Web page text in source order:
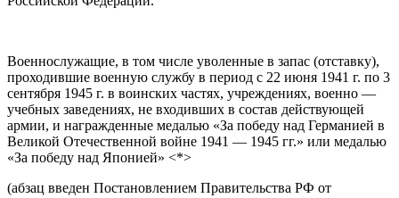
Военнослужащие, в том числе уволенные в запас (отставку),
проходившие военную службу в период с 22 июня 1941 г. по 3
сентября 1945 г. в воинских частях, учреждениях, военно —
учебных заведениях, не входивших в состав действующей
армии, и награжденные медалью «За победу над Германией в
Великой Отечественной войне 1941 — 1945 гг.» или медалью
«За победу над Японией» <*>
(абзац введен Постановлением Правительства РФ от